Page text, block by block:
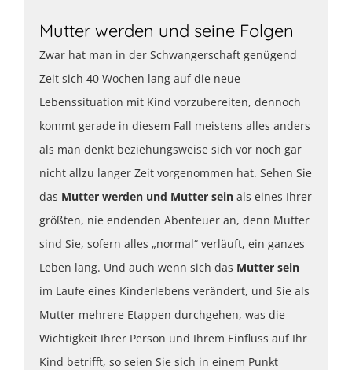
Mutter werden und seine Folgen
Zwar hat man in der Schwangerschaft genügend
Zeit sich 40 Wochen lang auf die neue
Lebenssituation mit Kind vorzubereiten, dennoch
kommt gerade in diesem Fall meistens alles anders
als man denkt beziehungsweise sich vor noch gar
nicht allzu langer Zeit vorgenommen hat. Sehen Sie
das Mutter werden und Mutter sein als eines Ihrer
größten, nie endenden Abenteuer an, denn Mutter
sind Sie, sofern alles „normal“ verläuft, ein ganzes
Leben lang. Und auch wenn sich das Mutter sein
im Laufe eines Kinderlebens verändert, und Sie als
Mutter mehrere Etappen durchgehen, was die
Wichtigkeit Ihrer Person und Ihrem Einfluss auf Ihr
Kind betrifft, so seien Sie sich in einem Punkt